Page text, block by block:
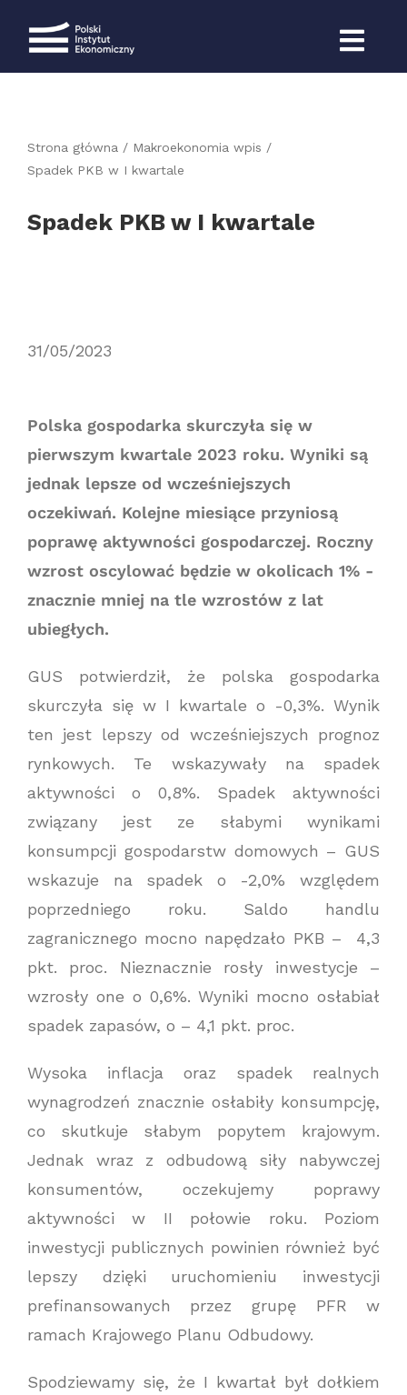
Strona główna
Makroekonomia wpis
Spadek PKB w I kwartale
Spadek PKB w I kwartale
31/05/2023
Polska gospodarka skurczyła się w
pierwszym kwartale 2023 roku. Wyniki są
jednak lepsze od wcześniejszych
oczekiwań. Kolejne miesiące przyniosą
poprawę aktywności gospodarczej. Roczny
wzrost oscylować będzie w okolicach 1% -
znacznie mniej na tle wzrostów z lat
ubiegłych.
GUS potwierdził, że polska gospodarka
skurczyła się w I kwartale o -0,3%. Wynik
ten jest lepszy od wcześniejszych prognoz
rynkowych. Te wskazywały na spadek
aktywności o 0,8%. Spadek aktywności
związany jest ze słabymi wynikami
konsumpcji gospodarstw domowych – GUS
wskazuje na spadek o -2,0% względem
poprzedniego roku. Saldo handlu
zagranicznego mocno napędzało PKB – 4,3
pkt. proc. Nieznacznie rosły inwestycje –
wzrosły one o 0,6%. Wyniki mocno osłabiał
spadek zapasów, o – 4,1 pkt. proc.
Wysoka inflacja oraz spadek realnych
wynagrodzeń znacznie osłabiły konsumpcję,
co skutkuje słabym popytem krajowym.
Jednak wraz z odbudową siły nabywczej
konsumentów, oczekujemy poprawy
aktywności w II połowie roku. Poziom
inwestycji publicznych powinien również być
lepszy dzięki uruchomieniu inwestycji
prefinansowanych przez grupę PFR w
ramach Krajowego Planu Odbudowy.
Spodziewamy się, że I kwartał był dołkiem